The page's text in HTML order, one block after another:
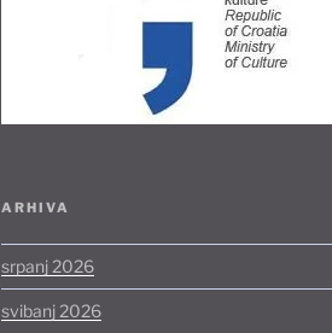
ARHIVA
srpanj 2026
svibanj 2026